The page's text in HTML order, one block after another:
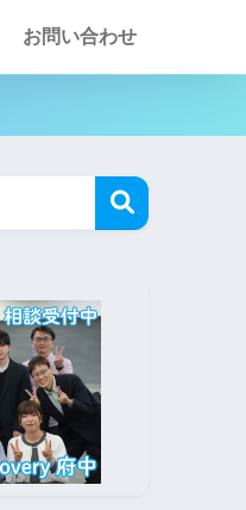
お問い合わせ